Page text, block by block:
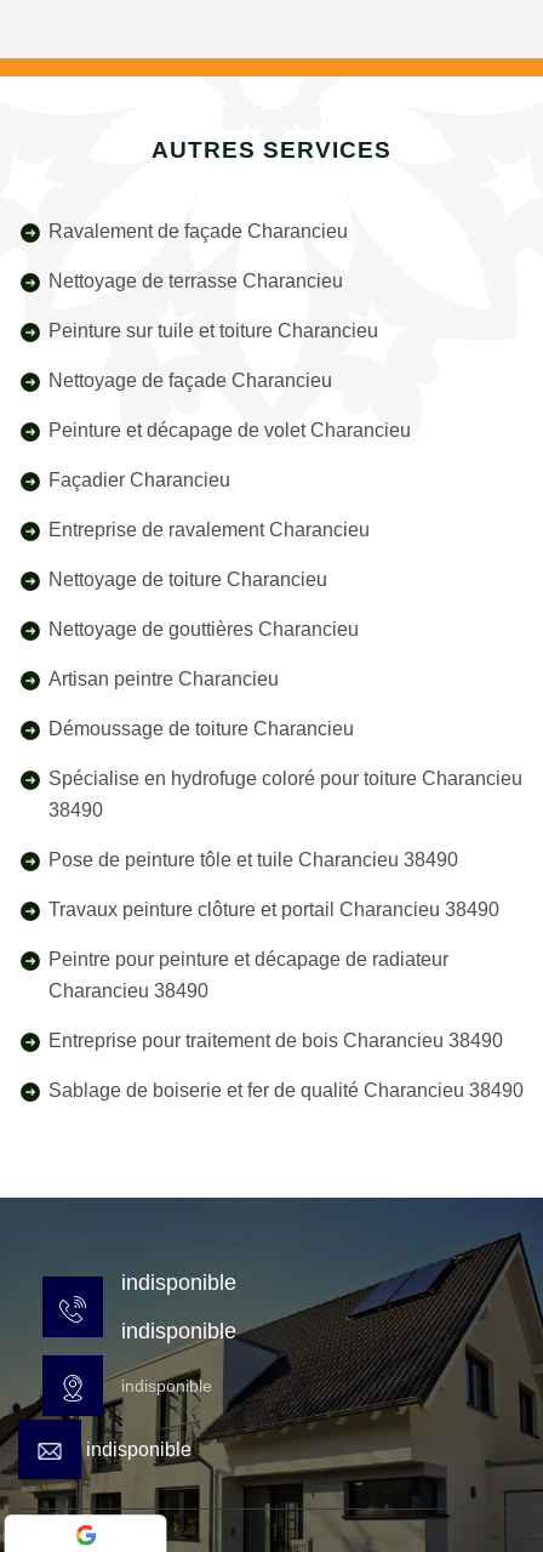
AUTRES SERVICES
Ravalement de façade Charancieu
Nettoyage de terrasse Charancieu
Peinture sur tuile et toiture Charancieu
Nettoyage de façade Charancieu
Peinture et décapage de volet Charancieu
Façadier Charancieu
Entreprise de ravalement Charancieu
Nettoyage de toiture Charancieu
Nettoyage de gouttières Charancieu
Artisan peintre Charancieu
Démoussage de toiture Charancieu
Spécialise en hydrofuge coloré pour toiture Charancieu
38490
Pose de peinture tôle et tuile Charancieu 38490
Travaux peinture clôture et portail Charancieu 38490
Peintre pour peinture et décapage de radiateur
Charancieu 38490
Entreprise pour traitement de bois Charancieu 38490
Sablage de boiserie et fer de qualité Charancieu 38490
indisponible
indisponible
indisponible
indisponible